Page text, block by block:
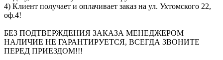
4) Клиент получает и оплачивает заказ на ул. Ухтомского 22,
оф.4!
БЕЗ ПОДТВЕРЖДЕНИЯ ЗАКАЗА МЕНЕДЖЕРОМ
НАЛИЧИЕ НЕ ГАРАНТИРУЕТСЯ, ВСЕГДА ЗВОНИТЕ
ПЕРЕД ПРИЕЗДОМ!!!